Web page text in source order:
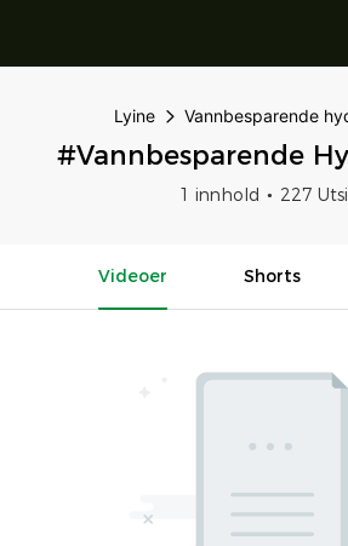
Lyine Vannbesparende
#Vannbesparende
1 innhold 227
Videoer Shorts